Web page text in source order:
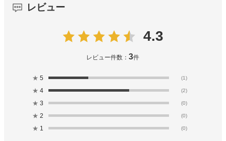
レビュー
4.3
レビュー件数：3件
★ 5 (1)
★ 4 (2)
★ 3 (0)
★ 2 (0)
★ 1 (0)